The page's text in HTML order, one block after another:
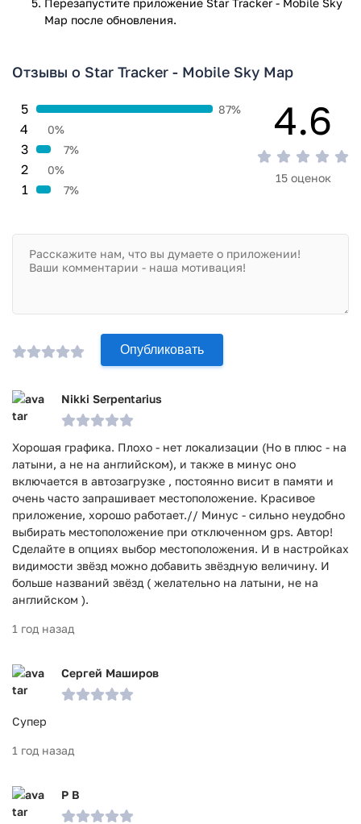
Перезапустите приложениe Star Tracker - Mobile Sky
Map после обновления.
Отзывы о Star Tracker - Mobile Sky Map
1 7%
2 0%
3 7%
4 0%
5 87% 4.6
15 оценок
Опубликовать
Nikki Serpentarius
Хорошая графика. Плохо - нет локализации (Но в плюс - на
латыни, а не на английском), и также в минус оно
включается в автозагрузке , постоянно висит в памяти и
очень часто запрашивает местоположение. Красивое
приложение, хорошо работает.// Минус - сильно неудобно
выбирать местоположение при отключенном gps. Автор!
Сделайте в опциях выбор местоположения. И в настройках
видимости звёзд можно добавить звёздную величину. И
больше названий звёзд ( желательно на латыни, не на
английском ).
1 год назад
Сергей Маширов
Супер
1 год назад
Р В